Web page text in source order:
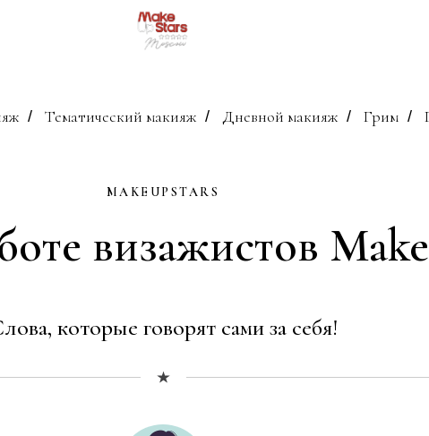
/ Тематический макияж / Дневной макияж / Грим /
MAKEUPSTARS
визажистов
которые говорят сами за себя!